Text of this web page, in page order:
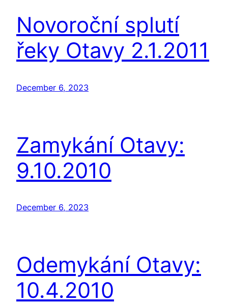
Novoroční splutí
řeky Otavy 2.1.2011
December 6, 2023
Zamykání Otavy:
9.10.2010
December 6, 2023
Odemykání Otavy:
10.4.2010